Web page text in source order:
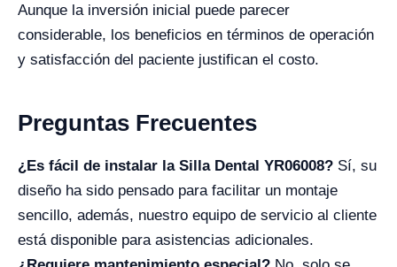
Aunque la inversión inicial puede parecer
considerable, los beneficios en términos de operación
y satisfacción del paciente justifican el costo.
Preguntas Frecuentes
¿Es fácil de instalar la Silla Dental YR06008? Sí, su
diseño ha sido pensado para facilitar un montaje
sencillo, además, nuestro equipo de servicio al cliente
está disponible para asistencias adicionales.